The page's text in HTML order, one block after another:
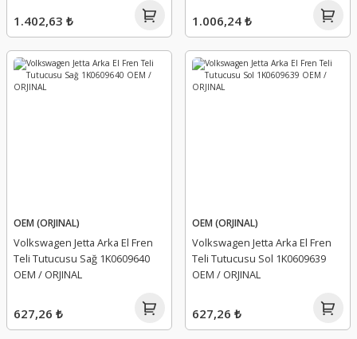
1.402,63 ₺ 1.006,24 ₺
OEM (ORJINAL)
Volkswagen Jetta Arka El Fren
Teli Tutucusu Sağ 1K0609640
OEM / ORJINAL
627,26 ₺
OEM (ORJINAL)
Volkswagen Jetta Arka El Fren
Teli Tutucusu Sol 1K0609639
OEM / ORJINAL
627,26 ₺